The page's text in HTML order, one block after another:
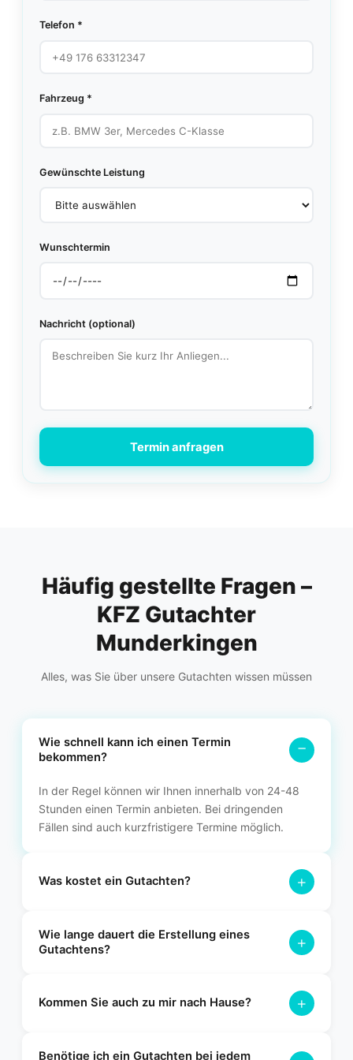
Telefon *
Fahrzeug *
Gewünschte Leistung
Wunschtermin
Nachricht (optional)
Termin anfragen
Häufig gestellte Fragen –
KFZ Gutachter
Munderkingen
Alles, was Sie über unsere Gutachten wissen müssen
Wie schnell kann ich einen Termin
bekommen?
−
In der Regel können wir Ihnen innerhalb von 24-48
Stunden einen Termin anbieten. Bei dringenden
Fällen sind auch kurzfristigere Termine möglich.
Was kostet ein Gutachten? +
Unfallgutachten übernimmt in der Regel die gegnerische
Versicherung die Kosten. Für ein Wertgutachten erstellen wir
Wie lange dauert die Erstellung eines
Gutachtens?
+
fertige Gutachten in der Regel innerhalb von 2-3
Werktagen. Bei Bedarf können wir das Gutachten auch
Kommen Sie auch zu mir nach Hause? +
Benötige ich ein Gutachten bei jedem